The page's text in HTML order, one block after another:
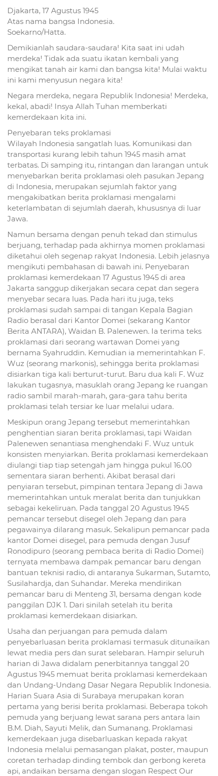
Djakarta, 17 Agustus 1945
Atas nama bangsa Indonesia.
Soekarno/Hatta.
Demikianlah saudara-saudara! Kita saat ini udah
merdeka! Tidak ada suatu ikatan kembali yang
mengikat tanah air kami dan bangsa kita! Mulai waktu
ini kami menyusun negara kita!
Negara merdeka, negara Republik Indonesia! Merdeka,
kekal, abadi! Insya Allah Tuhan memberkati
kemerdekaan kita ini.
Penyebaran teks proklamasi
Wilayah Indonesia sangatlah luas. Komunikasi dan
transportasi kurang lebih tahun 1945 masih amat
terbatas. Di samping itu, rintangan dan larangan untuk
menyebarkan berita proklamasi oleh pasukan Jepang
di Indonesia, merupakan sejumlah faktor yang
mengakibatkan berita proklamasi mengalami
keterlambatan di sejumlah daerah, khususnya di luar
Jawa.
Namun bersama dengan penuh tekad dan stimulus
berjuang, terhadap pada akhirnya momen proklamasi
diketahui oleh segenap rakyat Indonesia. Lebih jelasnya
mengikuti pembahasan di bawah ini. Penyebaran
proklamasi kemerdekaan 17 Agustus 1945 di area
Jakarta sanggup dikerjakan secara cepat dan segera
menyebar secara luas. Pada hari itu juga, teks
proklamasi sudah sampai di tangan Kepala Bagian
Radio berasal dari Kantor Domei (sekarang Kantor
Berita ANTARA), Waidan B. Palenewen. Ia terima teks
proklamasi dari seorang wartawan Domei yang
bernama Syahruddin. Kemudian ia memerintahkan F.
Wuz (seorang markonis), sehingga berita proklamasi
disiarkan tiga kali berturut-turut. Baru dua kali F. Wuz
lakukan tugasnya, masuklah orang Jepang ke ruangan
radio sambil marah-marah, gara-gara tahu berita
proklamasi telah tersiar ke luar melalui udara.
Meskipun orang Jepang tersebut memerintahkan
penghentian siaran berita proklamasi, tapi Waidan
Palenewen senantiasa menghendaki F. Wuz untuk
konsisten menyiarkan. Berita proklamasi kemerdekaan
diulangi tiap tiap setengah jam hingga pukul 16.00
sementara siaran berhenti. Akibat berasal dari
penyiaran tersebut, pimpinan tentara Jepang di Jawa
memerintahkan untuk meralat berita dan tunjukkan
sebagai kekeliruan. Pada tanggal 20 Agustus 1945
pemancar tersebut disegel oleh Jepang dan para
pegawainya dilarang masuk. Sekalipun pemancar pada
kantor Domei disegel, para pemuda dengan Jusuf
Ronodipuro (seorang pembaca berita di Radio Domei)
ternyata membawa dampak pemancar baru dengan
bantuan teknisi radio, di antaranya Sukarman, Sutamto,
Susilahardja, dan Suhandar. Mereka mendirikan
pemancar baru di Menteng 31, bersama dengan kode
panggilan DJK 1. Dari sinilah setelah itu berita
proklamasi kemerdekaan disiarkan.
Usaha dan perjuangan para pemuda dalam
penyebarluasan berita proklamasi termasuk ditunaikan
lewat media pers dan surat selebaran. Hampir seluruh
harian di Jawa didalam penerbitannya tanggal 20
Agustus 1945 memuat berita proklamasi kemerdekaan
dan Undang-Undang Dasar Negara Republik Indonesia.
Harian Suara Asia di Surabaya merupakan koran
pertama yang berisi berita proklamasi. Beberapa tokoh
pemuda yang berjuang lewat sarana pers antara lain
B.M. Diah, Sayuti Melik, dan Sumanang. Proklamasi
kemerdekaan juga disebarluaskan kepada rakyat
Indonesia melalui pemasangan plakat, poster, maupun
coretan terhadap dinding tembok dan gerbong kereta
api, andaikan bersama dengan slogan Respect Our